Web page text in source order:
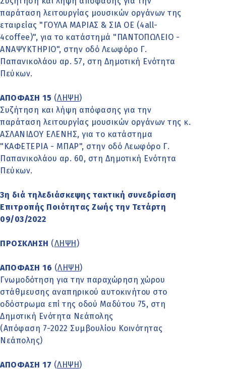
παράταση λειτουργίας μουσικών οργάνων της
εταιρείας "ΓΟΥΛΑ ΜΑΡΙΑΣ & ΣΙΑ ΟΕ (4all-
4coffee)", για το κατάστημά "ΠΑΝΤΟΠΩΛΕΙΟ -
ΑΝΑΨΥΚΤΗΡΙΟ", στην οδό Λεωφόρο Γ.
Παπανικολάου αρ. 57, στη Δημοτική Ενότητα
Πεύκων.
ΑΠΟΦΑΣΗ 15 (ΛΗΨΗ )
Συζήτηση και λήψη απόφασης για την
παράταση λειτουργίας μουσικών οργάνων της κ.
ΑΣΛΑΝΙΔΟΥ ΕΛΕΝΗΣ, για το κατάστημα
"ΚΑΦΕΤΕΡΙΑ - ΜΠΑΡ", στην οδό Λεωφόρο Γ.
Παπανικολάου αρ. 60, στη Δημοτική Ενότητα
Πεύκων.
3η διά τηλεδιάσκεψης τακτική συνεδρίαση
Επιτροπής Ποιότητας Ζωής την Τετάρτη
09/03/2022
ΠΡΟΣΚΛΗΣΗ (ΛΗΨΗ )
ΑΠΟΦΑΣΗ 16 (ΛΗΨΗ )
Γνωμοδότηση για την παραχώρηση χώρου
στάθμευσης αναπηρικού αυτοκινήτου στο
οδόστρωμα επί της οδού Μαδύτου 75, στη
Δημοτική Ενότητα Νεάπολης
(Απόφαση 7-2022 Συμβουλίου Κοινότητας
Νεάπολης)
ΑΠΟΦΑΣΗ 17 (ΛΗΨΗ )